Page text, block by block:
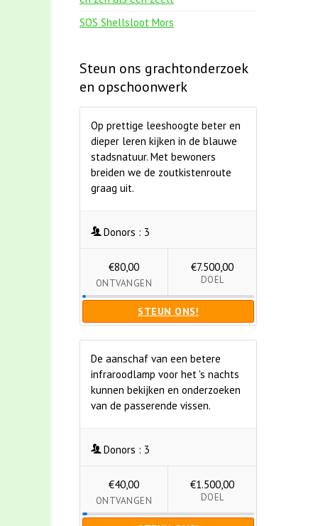
SOS Shellsloot Mors
Steun ons grachtonderzoek
en opschoonwerk
Op prettige leeshoogte beter en
dieper leren kijken in de blauwe
stadsnatuur. Met bewoners
breiden we de zoutkistenroute
graag uit.
Donors : 3
€80,00
ONTVANGEN
€7.500,00
DOEL
STEUN ONS!
De aanschaf van een betere
infraroodlamp voor het 's nachts
kunnen bekijken en onderzoeken
van de passerende vissen.
Donors : 3
€40,00
ONTVANGEN
€1.500,00
DOEL